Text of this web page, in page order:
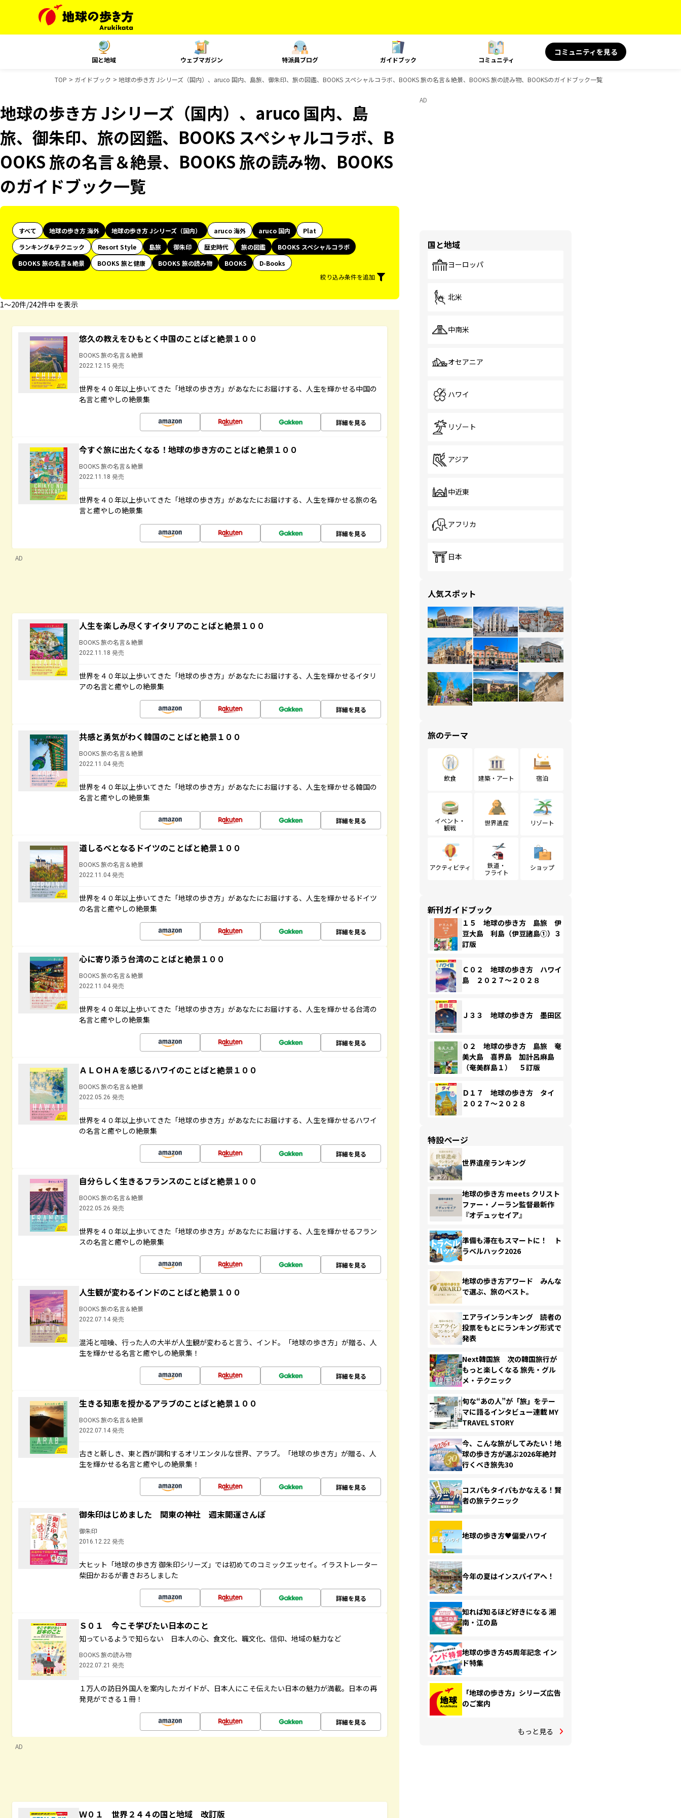
国と地域 ウェブマガジン 特派員ブログ ガイドブック コミュニティ
コミュニティを見る
TOP ガイドブック 地球の歩き方 Jシリーズ（国内）、aruco 国内、島旅、御朱印、旅の図鑑、BOOKS スペシャルコラボ、BOOKS 旅の名言＆絶景、BOOKS 旅の読み物、BOOKSのガイドブック一覧
地球の歩き方 Jシリーズ（国内）、aruco 国内、島
旅、御朱印、旅の図鑑、BOOKS スペシャルコラボ、B
OOKS 旅の名言＆絶景、BOOKS 旅の読み物、BOOKS
のガイドブック一覧
すべて 地球の歩き方 海外 地球の歩き方 Jシリーズ（国内） aruco 海外 aruco 国内
Plat
ランキング&テクニック
Resort Style 島旅 御朱印 歴史時代 旅の図鑑
BOOKS スペシャルコラボ
BOOKS 旅の名言＆絶景
BOOKS 旅と健康 BOOKS 旅の読み物 BOOKS
D-Books
絞り込み条件を追加
1〜20件/242件中 を表示
悠久の教えをひもとく中国のことばと絶景１００
BOOKS 旅の名言＆絶景
2022.12.15 発売
世界を４０年以上歩いてきた「地球の歩き方」があなたにお届けする、人生を輝かせる中国の
名言と癒やしの絶景集
詳細を見る
今すぐ旅に出たくなる！地球の歩き方のことばと絶景１００
BOOKS 旅の名言＆絶景
2022.11.18 発売
世界を４０年以上歩いてきた「地球の歩き方」があなたにお届けする、人生を輝かせる旅の名
言と癒やしの絶景集
詳細を見る
AD
人生を楽しみ尽くすイタリアのことばと絶景１００
BOOKS 旅の名言＆絶景
2022.11.18 発売
世界を４０年以上歩いてきた「地球の歩き方」があなたにお届けする、人生を輝かせるイタリ
アの名言と癒やしの絶景集
詳細を見る
共感と勇気がわく韓国のことばと絶景１００
BOOKS 旅の名言＆絶景
2022.11.04 発売
世界を４０年以上歩いてきた「地球の歩き方」があなたにお届けする、人生を輝かせる韓国の
名言と癒やしの絶景集
詳細を見る
道しるべとなるドイツのことばと絶景１００
BOOKS 旅の名言＆絶景
2022.11.04 発売
世界を４０年以上歩いてきた「地球の歩き方」があなたにお届けする、人生を輝かせるドイツ
の名言と癒やしの絶景集
詳細を見る
心に寄り添う台湾のことばと絶景１００
BOOKS 旅の名言＆絶景
2022.11.04 発売
世界を４０年以上歩いてきた「地球の歩き方」があなたにお届けする、人生を輝かせる台湾の
名言と癒やしの絶景集
詳細を見る
ＡＬＯＨＡを感じるハワイのことばと絶景１００
BOOKS 旅の名言＆絶景
2022.05.26 発売
世界を４０年以上歩いてきた「地球の歩き方」があなたにお届けする、人生を輝かせるハワイ
の名言と癒やしの絶景集
詳細を見る
自分らしく生きるフランスのことばと絶景１００
BOOKS 旅の名言＆絶景
2022.05.26 発売
世界を４０年以上歩いてきた「地球の歩き方」があなたにお届けする、人生を輝かせるフラン
スの名言と癒やしの絶景集
詳細を見る
人生観が変わるインドのことばと絶景１００
BOOKS 旅の名言＆絶景
2022.07.14 発売
混沌と喧噪、行った人の大半が人生観が変わると言う、インド。「地球の歩き方」が贈る、人
生を輝かせる名言と癒やしの絶景集！
詳細を見る
生きる知恵を授かるアラブのことばと絶景１００
BOOKS 旅の名言＆絶景
2022.07.14 発売
古きと新しき、東と西が調和するオリエンタルな世界、アラブ。「地球の歩き方」が贈る、人
生を輝かせる名言と癒やしの絶景集！
詳細を見る
御朱印はじめました 関東の神社 週末開運さんぽ
御朱印
2016.12.22 発売
大ヒット「地球の歩き方 御朱印シリーズ」では初めてのコミックエッセイ。イラストレーター
柴田かおるが書きおろしました
詳細を見る
Ｓ０１ 今こそ学びたい日本のこと
知っているようで知らない 日本人の心、食文化、職文化、信仰、地域の魅力など
BOOKS 旅の読み物
2022.07.21 発売
１万人の訪日外国人を案内したガイドが、日本人にこそ伝えたい日本の魅力が満載。日本の再
発見ができる１冊！
詳細を見る
AD
Ｗ０１ 世界２４４の国と地域 改訂版
AD
国と地域
ヨーロッパ
北米
中南米
オセアニア
ハワイ
リゾート
アジア
中近東
アフリカ
日本
人気スポット
旅のテーマ
飲食 建築・アート 宿泊
イベント・
観戦
世界遺産 リゾート
アクティビティ
鉄道・
フライト
ショップ
新刊ガイドブック
１５ 地球の歩き方 島旅 伊
豆大島 利島（伊豆諸島①）３
訂版
Ｃ０２ 地球の歩き方 ハワイ
島 ２０２７～２０２８
Ｊ３３ 地球の歩き方 墨田区
０２ 地球の歩き方 島旅 奄
美大島 喜界島 加計呂麻島
（奄美群島１） ５訂版
Ｄ１７ 地球の歩き方 タイ
２０２７～２０２８
特設ページ
世界遺産ランキング
地球の歩き方 meets クリスト
ファー・ノーラン監督最新作
『オデュッセイア』
準備も滞在もスマートに！ ト
ラベルハック2026
地球の歩き方アワード みんな
で選ぶ、旅のベスト。
エアラインランキング 読者の
投票をもとにランキング形式で
発表
Next韓国旅 次の韓国旅行が
もっと楽しくなる 旅先・グル
メ・テクニック
旬な“あの人”が「旅」をテー
マに語るインタビュー連載 MY
TRAVEL STORY
今、こんな旅がしてみたい！地
球の歩き方が選ぶ2026年絶対
行くべき旅先30
コスパもタイパもかなえる！賢
者の旅テクニック
地球の歩き方♥偏愛ハワイ
今年の夏はインスパイアへ！
知れば知るほど好きになる 湘
南・江の島
地球の歩き方45周年記念 イン
ド特集
「地球の歩き方」シリーズ広告
のご案内
もっと見る